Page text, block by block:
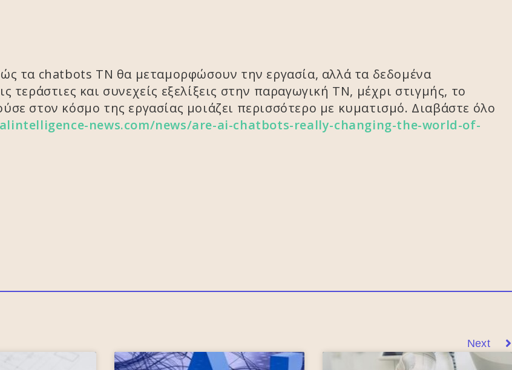
τα chatbots TN θα μεταμορφώσουν την εργασία, αλλά τα δεδομένα
και συνεχείς εξελίξεις στην παραγωγική TN, μέχρι στιγμής, το
στον κόσμο της εργασίας μοιάζει περισσότερο με κυματισμό. Διαβάστε όλο
news.com/news/are-ai-chatbots-really-changing-the-world-of-
Next